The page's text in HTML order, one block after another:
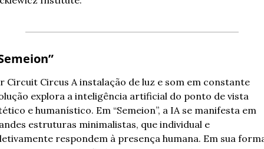
Circuit Circus A instalação de luz e som em constante
explora a inteligência artificial do ponto de vista
e humanístico. Em “Semeion”, a IA se manifesta em
estruturas minimalistas, que individual e
respondem à presença humana. Em sua